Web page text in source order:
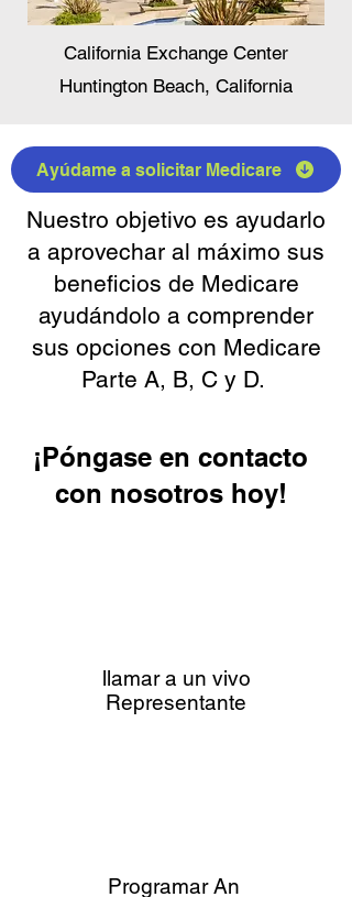
California Exchange Center
Huntington Beach, California
Ayúdame a solicitar Medicare
Nuestro objetivo es ayudarlo
a aprovechar al máximo sus
beneficios de Medicare
ayudándolo a comprender
sus opciones con Medicare
Parte A, B, C y D.
¡Póngase en contacto
con nosotros hoy!
llamar a un vivo
Representante
Programar An